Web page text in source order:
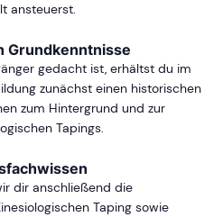
ansteuerst.
Grundkenntnisse
gedacht ist, erhältst du im
zunächst einen historischen
zum Hintergrund und zur
Tapings.
dir anschließend die
Taping sowie